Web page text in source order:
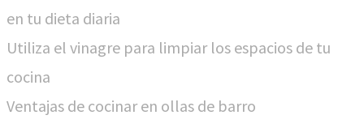
en tu dieta diaria
Utiliza el vinagre para limpiar los espacios de tu
cocina
Ventajas de cocinar en ollas de barro